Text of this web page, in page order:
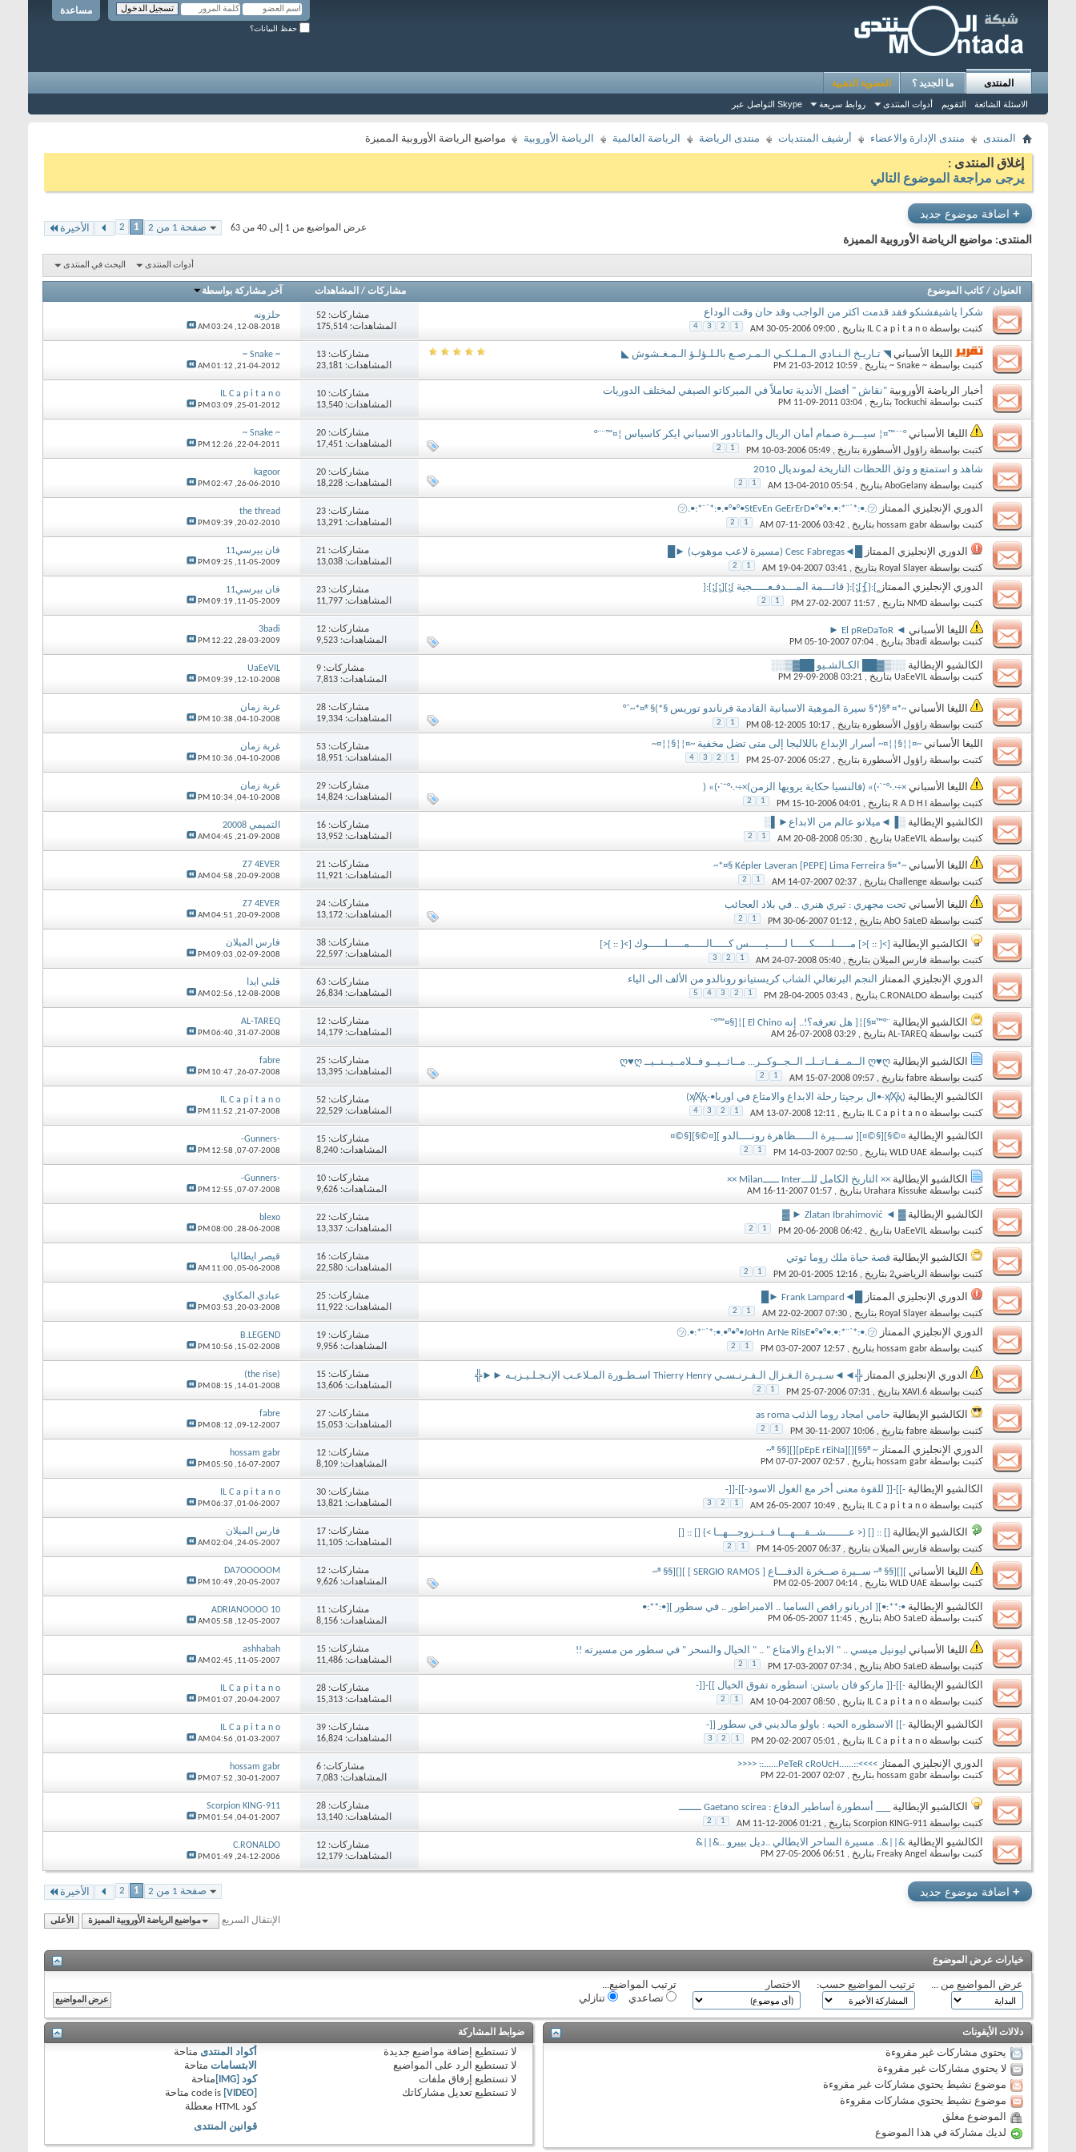
مساعدة
حفظ البيانات؟
المنتدى
الاسئلة الشائعة التقويم أدوات المنتدى روابط سريعة التواصل عبر Skype
ما الجديد ؟ العضوية الذهبية
المنتدى منتدى الإدارة والاعضاء أرشيف المنتديات منتدى الرياضة الرياضة العالمية الرياضة الأوروبية مواضيع الرياضة الأوروبية المميزة
إغلاق المنتدى :
يرجى مراجعة الموضوع التالي
+ اضافة موضوع جديد
صفحة 1 من 2 1
2 الأخيرة عرض المواضيع من 1 إلى 40 من 63
المنتدى: مواضيع الرياضة الأوروبية المميزة
أدوات المنتدى البحث في المنتدى
العنوان / كاتب الموضوع مشاركات / المشاهدات آخر مشاركة بواسطة
شكرا ياشيفشنكو فقد قدمت اكثر من الواجب وقد حان وقت الوداع
كتبت بواسطة IL C a p i t a n o بتاريخ ‏, 30-05-2006 09:00 AM 1
2
3
4
مشاركات:52
المشاهدات: 175,514
حلزونه
12-08-2018,
03:24 AM
الليغا الأسباني ◥ تـاريـخ الـنـادي الـمـلـكـي الـمـرصـع بالـلـؤلـؤ الـمـغـشوش ◣
كتبت بواسطة ~ Snake ~ بتاريخ ‏, 21-03-2012 10:59 PM
مشاركات:13
المشاهدات: 23,181
~ Snake ~
21-04-2012,
01:12 AM
أخبار الرياضة الأوروبية "نقاش " أفضل الأندية تعاملاً في الميركاتو الصيفي لمختلف الدوريات
كتبت بواسطة Tockuchi بتاريخ ‏, 11-09-2011 03:04 PM
مشاركات:10
المشاهدات: 13,540
IL C a p i t a n o
25-01-2012,
03:09 PM
الليغا الأسباني °¨¨™¤¦ سيـــرة صمام أمان الريال والماتادور الاسباني ايكر كاسياس ¦¤™¨¨°
كتبت بواسطة راؤول الأسطورة بتاريخ ‏, 10-03-2006 05:49 PM 1
2
مشاركات:20
المشاهدات: 17,451
~ Snake ~
22-04-2011,
12:26 PM
شاهد و استمتع و وثق اللحظات التاريخة لمونديال 2010
كتبت بواسطةAboGelany بتاريخ ‏, 13-04-2010 05:54 AM 1
2
مشاركات:20
المشاهدات: 18,228
kagoor
26-06-2010,
02:47 PM
الدوري الإنجليزي الممتاز ㋡.•:*¨`*:•.•°•°•StEvEn GeErErD•°•°•.•:*¨`*:•.㋡
كتبت بواسطة hossam gabr بتاريخ ‏, 07-11-2006 03:42 AM 1
2
مشاركات:23
المشاهدات: 13,291
the thread
20-02-2010,
09:39 PM
الدوري الإنجليزي الممتاز █◄Cesc Fabregas (مسيرة لاعب موهوب) ►█
كتبت بواسطة Royal Slayer بتاريخ ‏, 19-04-2007 03:41 AM 1
2
مشاركات:21
المشاهدات: 13,038
فان بيرسي11
11-05-2009,
09:25 PM
الدوري الإنجليزي الممتاز ٍ]:{}ٍ]:ٍ]:{ قائـــمة المـــدفـعـــــجية }:ٍ][:ٍ]:ٍ]:[
كتبت بواسطة NMD بتاريخ ‏, 27-02-2007 11:57 PM 1
2
مشاركات:23
المشاهدات: 11,797
فان بيرسي11
11-05-2009,
09:19 PM
الليغا الأسباني ◄ El pReDaToR ►
كتبت بواسطة 3badi بتاريخ ‏, 05-10-2007 07:04 PM
مشاركات:12
المشاهدات: 9,523
3badi
28-03-2009,
12:22 PM
الكالشيو الإيطالية ░░▒▓██ الكـالشـيو ██▓▒░░
كتبت بواسطة UaEeVIL بتاريخ ‏, 29-09-2008 03:21 PM
مشاركات:9
المشاهدات: 7,813
UaEeVIL
12-10-2008,
09:39 PM
الليغا الأسباني ~*¤®§(*§ سيرة الموهبة الاسبانية القادمة فرناندو توريس §*)§®¤*~ˆ°
كتبت بواسطة راؤول الأسطورة بتاريخ ‏, 08-12-2005 10:17 PM 1
2
مشاركات:28
المشاهدات: 19,334
غربة زمان
04-10-2008,
10:38 PM
الليغا الأسباني ~¤¦¦§¦¦¤~ أسرار الإبداع باللاليجا إلى متى تضل مخفية ~¤¦¦§¦¦¤~
كتبت بواسطة راؤول الأسطورة بتاريخ ‏, 25-07-2006 05:27 PM 1
2
3
4
مشاركات:53
المشاهدات: 18,951
غربة زمان
04-10-2008,
10:36 PM
الليغا الأسباني ×÷·.·°¯`·)» (فالنسيا حكاية يرويها الزمن)×÷·.·°¯`·)» (
كتبت بواسطة R A D H I بتاريخ ‏, 15-10-2006 04:01 PM 1
2
مشاركات:29
المشاهدات: 14,824
غربة زمان
04-10-2008,
10:34 PM
الكالشيو الإيطالية ░▐◄ميلانو عالم من الابداع►▌░
كتبت بواسطة UaEeVIL بتاريخ ‏, 20-08-2008 05:30 AM 1
2
مشاركات:16
المشاهدات: 13,952
التميمي 20008
21-09-2008,
04:45 AM
الليغا الأسباني ~*¤§ Képler Laveran [PEPE] Lima Ferreira §¤*~
كتبت بواسطة Challenge بتاريخ ‏, 14-07-2007 02:37 AM 1
2
مشاركات:21
المشاهدات: 11,921
Z7 4EVER
20-09-2008,
04:58 AM
الليغا الأسباني تحت مجهري : تيري هنري .. في بلاد العجائب
كتبت بواسطة AbO 5aLeD بتاريخ ‏, 30-06-2007 01:12 PM 1
2
مشاركات:24
المشاهدات: 13,172
Z7 4EVER
20-09-2008,
04:51 AM
الكالشيو الإيطالية [>{ :: }<] مـــــلـــــكـــــا لـــــيـــــس كـــــالـــــمـــــلـــــوك [>{ :: }<]
كتبت بواسطة فارس الميلان بتاريخ ‏, 24-07-2008 05:40 AM 1
2
3
مشاركات:38
المشاهدات: 22,597
فارس الميلان
02-09-2008,
09:03 PM
الدوري الإنجليزي الممتاز النجم البرتغالي الشاب كريستيانو رونالدو من الألف الى الياء
كتبت بواسطة C.RONALDO بتاريخ ‏, 28-04-2005 03:43 PM 1
2
3
4
5
مشاركات:63
المشاهدات: 26,834
قلبي ايدا
12-08-2008,
02:56 AM
الكالشيو الإيطالية ¨°™¤§]¦[ هل تعرفه؟!.. إنه El Chino ]¦[§¤™°¨
كتبت بواسطة AL-TAREQ بتاريخ ‏, 26-07-2008 03:29 AM
مشاركات:12
المشاهدات: 14,179
AL-TAREQ
31-07-2008,
06:40 PM
الكالشيو الإيطالية ღ♥ღ الــمــقــاتــلــ الــجــوكــر... مــاثــيــو فــلامــيــنــيــ ღ♥ღ
كتبت بواسطة fabre بتاريخ ‏, 15-07-2008 09:57 AM 1
2
مشاركات:25
المشاهدات: 13,395
fabre
26-07-2008,
10:47 PM
الكالشيو الإيطالية (ҳ̸Ҳ̸ҳ-•ال برجيتا رحلة الابداع والامتاع في اوربا•-ҳ̸Ҳ̸ҳ)
كتبت بواسطة IL C a p i t a n o بتاريخ ‏, 13-07-2008 12:11 AM 1
2
3
4
مشاركات:52
المشاهدات: 22,529
IL C a p i t a n o
21-07-2008,
11:52 PM
الكالشيو الإيطالية ¤©§][§©¤][ ســـيرة الـــــظاهرة رونــــالدو ][¤©§][§©¤
كتبت بواسطة WLD UAE بتاريخ ‏, 14-03-2007 02:50 PM 1
2
مشاركات:15
المشاهدات: 8,240
-Gunners-
07-07-2008,
12:58 PM
الكالشيو الإيطالية ×× التاريخ الكامل للـــInter ـــــMilan ××
كتبت بواسطة Urahara Kissuke بتاريخ ‏, 16-11-2007 01:57 AM
مشاركات:10
المشاهدات: 9,626
-Gunners-
07-07-2008,
12:55 PM
الكالشيو الإيطالية▓ ◄ Zlatan Ibrahimović ► ▓
كتبت بواسطة UaEeVIL بتاريخ ‏, 20-06-2008 06:42 PM 1
2
مشاركات:22
المشاهدات: 13,337
blexo
28-06-2008,
08:00 PM
الكالشيو الإيطالية قصة حياة ملك روما توتي
كتبت بواسطة الرياضي2 بتاريخ ‏, 20-01-2005 12:16 PM 1
2
مشاركات:16
المشاهدات: 22,580
قيصر ايطاليا
05-06-2008,
11:00 AM
الدوري الإنجليزي الممتاز █◄Frank Lampard ►█
كتبت بواسطة Royal Slayer بتاريخ ‏, 22-02-2007 07:30 AM 1
2
مشاركات:25
المشاهدات: 11,922
عبادي المكاوي
20-03-2008,
03:53 PM
الدوري الإنجليزي الممتاز ㋡.•:*¨`*:•.•°•°•JoHn ArNe RiIsE•°•°•.•:*¨`*:•.㋡
كتبت بواسطة hossam gabr بتاريخ ‏, 03-07-2007 12:57 PM 1
2
مشاركات:19
المشاهدات: 9,956
B.LEGEND
15-02-2008,
10:56 PM
الدوري الإنجليزي الممتاز╬◄◄سـيـرة الـغـزال الـفـرنـسـي Thierry Henry اسـطـورة المـلاعـب الإنـجـلـيـزيـه ►►╬
كتبت بواسطة XAVI.6 بتاريخ ‏, 25-07-2006 07:31 PM 1
2
مشاركات:15
المشاهدات: 13,606
(the rise)
14-01-2008,
08:15 PM
الكالشيو الإيطالية حامي امجاد روما الذئب as roma
كتبت بواسطة fabre بتاريخ ‏, 30-11-2007 10:06 PM 1
2
مشاركات:27
المشاهدات: 15,053
fabre
09-12-2007,
08:12 PM
الدوري الإنجليزي الممتاز ~®§§][][pEpE rEiNa][][§§®~
كتبت بواسطة hossam gabr بتاريخ ‏, 07-07-2007 02:57 PM
مشاركات:12
المشاهدات: 8,109
hossam gabr
16-07-2007,
05:50 PM
الكالشيو الإيطالية -]]-[[ للقوة معنى أخر مع الغول الاسود-]]-[[-
كتبت بواسطة IL C a p i t a n o بتاريخ ‏, 26-05-2007 10:49 AM 1
2
3
مشاركات:30
المشاهدات: 13,821
IL C a p i t a n o
01-06-2007,
06:37 PM
الكالشيو الإيطالية [] :: [] {< عـــــــشــقـــهـــا فــتــزوجـــهــا >} [] :: []
كتبت بواسطة فارس الميلان بتاريخ ‏, 14-05-2007 06:37 PM 1
2
مشاركات:17
المشاهدات: 11,105
فارس الميلان
24-05-2007,
02:04 AM
الليغا الأسباني ][][§§®~ ســيرة صــخرة الدفـــاع [ SERGIO RAMOS ] ][][§§®~
كتبت بواسطة WLD UAE بتاريخ ‏, 02-05-2007 04:14 PM
مشاركات:12
المشاهدات: 9,626
DA7OOOOOM
20-05-2007,
10:49 PM
الكالشيو الإيطالية •:**:•][ ادريانو راقص السامبا .. الامبراطور .. في سطور ][•:**:•
كتبت بواسطة AbO 5aLeD بتاريخ ‏, 06-05-2007 11:45 PM
مشاركات:11
المشاهدات: 8,156
ADRIANOOOO 10
12-05-2007,
05:58 AM
الليغا الأسباني ليونيل ميسي .. " الابداع والامتاع " .. " الخيال والسحر " في سطور من مسيرته !!
كتبت بواسطة AbO 5aLeD بتاريخ ‏, 17-03-2007 07:34 PM 1
2
مشاركات:15
المشاهدات: 11,486
ashhabah
11-05-2007,
02:45 AM
الكالشيو الإيطالية -]]-[[ ماركو فان باستن: اسطوره تفوق الخيال ]]-[[-
كتبت بواسطة IL C a p i t a n o بتاريخ ‏, 10-04-2007 08:50 AM 1
2
مشاركات:28
المشاهدات: 15,313
IL C a p i t a n o
20-04-2007,
01:07 PM
الكالشيو الإيطالية -]] الاسطوره الحيه : باولو مالديني في سطور [[-
كتبت بواسطة IL C a p i t a n o بتاريخ ‏, 20-02-2007 05:01 PM 1
2
3
مشاركات:39
المشاهدات: 16,824
IL C a p i t a n o
01-03-2007,
04:56 AM
الدوري الإنجليزي الممتاز >>>>::......PeTeR cRoUcH......:: <<<<
كتبت بواسطة hossam gabr بتاريخ ‏, 22-01-2007 02:07 PM
مشاركات:6
المشاهدات: 7,083
hossam gabr
30-01-2007,
07:52 PM
الكالشيو الإيطالية ___ أسطورة أساطير الدفاع : Gaetano scirea ـــــــ
كتبت بواسطة Scorpion KING-911 بتاريخ ‏, 11-12-2006 01:21 AM 1
2
مشاركات:28
المشاهدات: 13,140
Scorpion KING-911
04-01-2007,
01:54 PM
الكالشيو الإيطالية &||&.. مسيرة الساحر الايطالي ..ديل بييرو ..&||&
كتبت بواسطة Freaky Angel بتاريخ ‏, 27-05-2006 06:51 PM
مشاركات:12
المشاهدات: 12,179
C.RONALDO
24-12-2006,
01:49 PM
+ اضافة موضوع جديد صفحة 1 من 2 1
2 الأخيرة
الإنتقال السريع مواضيع الرياضة الأوروبية المميزة الأعلى
خيارات عرض الموضوع
عرض المواضيع من ... ترتيب المواضيع حسب: الاختصار
ترتيب المواضيع...
تصاعدي
تنازلي
دلالات الأيقونات
يحتوي مشاركات غير مقروءة
لا يحتوي مشاركات غير مقروءة
موضوع نشيط يحتوي مشاركات غير مقروءة
موضوع نشيط يحتوي مشاركات مقروءة
الموضوع مغلق
لديك مشاركة في هذا الموضوع
ضوابط المشاركة
لا تستطيعإضافة مواضيع جديدة
لا تستطيعالرد على المواضيع
لا تستطيعإرفاق ملفات
لا تستطيعتعديل مشاركاتك
أكواد المنتدى متاحة
الابتسامات متاحة
كود [IMG]
متاحة
[VIDEO]
متاحة
كود HTML
معطلة
قوانين المنتدى